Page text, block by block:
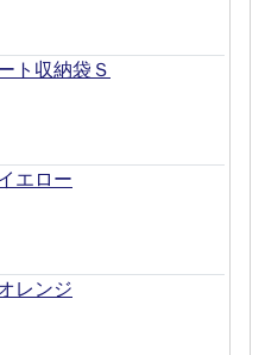
ト収納袋Ｓ
エロー
レンジ